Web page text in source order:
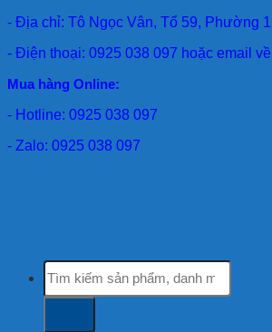
- Địa chỉ: Tô Ngọc Vân, Tổ 59, Phường
- Điện thoại: 0925 038 097 hoặc email
Mua hàng Online:
- Hotline: 0925 038 097
- Zalo: 0925 038 097
Tìm
kiếm: